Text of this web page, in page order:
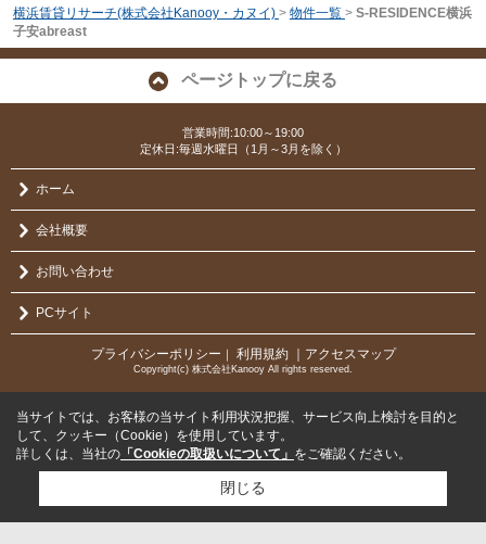
横浜賃貸リサーチ(株式会社Kanooy・カヌイ) > 物件一覧 > S-RESIDENCE横浜
子安abreast
ページトップに戻る
営業時間:10:00～19:00
定休日:毎週水曜日（1月～3月を除く）
ホーム
会社概要
お問い合わせ
PCサイト
プライバシーポリシー 利用規約 ｜アクセスマップ
Copyright(c) 株式会社Kanooy All rights reserved.
当サイトでは、お客様の当サイト利用状況把握、サービス向上検討を目的と
して、クッキー（Cookie）を使用しています。
詳しくは、当社の 「Cookieの取扱いについて」 をご確認ください。
閉じる